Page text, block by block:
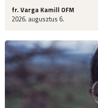
fr. Varga Kamill OFM
2026. augusztus 6.